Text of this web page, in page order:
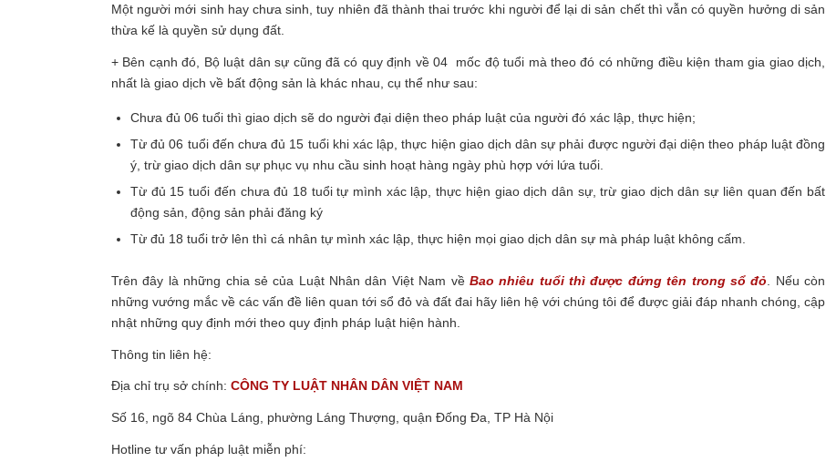
Một người mới sinh hay chưa sinh, tuy nhiên đã thành thai trước khi người để lại di sản chết thì vẫn có quyền hưởng di sản
thừa kế là quyền sử dụng đất.
+ Bên cạnh đó, Bộ luật dân sự cũng đã có quy định về 04 mốc độ tuổi mà theo đó có những điều kiện tham gia giao dịch,
nhất là giao dịch về bất động sản là khác nhau, cụ thể như sau:
Chưa đủ 06 tuổi thì giao dịch sẽ do người đại diện theo pháp luật của người đó xác lập, thực hiện;
Từ đủ 06 tuổi đến chưa đủ 15 tuổi khi xác lập, thực hiện giao dịch dân sự phải được người đại diện theo pháp luật đồng
ý, trừ giao dịch dân sự phục vụ nhu cầu sinh hoạt hàng ngày phù hợp với lứa tuổi.
Từ đủ 15 tuổi đến chưa đủ 18 tuổi tự mình xác lập, thực hiện giao dịch dân sự, trừ giao dịch dân sự liên quan đến bất
động sản, động sản phải đăng ký
Từ đủ 18 tuổi trở lên thì cá nhân tự mình xác lập, thực hiện mọi giao dịch dân sự mà pháp luật không cấm.
Trên đây là những chia sẻ của Luật Nhân dân Việt Nam về Bao nhiêu tuổi thì được đứng tên trong sổ đỏ
Nếu còn
những vướng mắc về các vấn đề liên quan tới sổ đỏ và đất đai hãy liên hệ với chúng tôi để được giải đáp nhanh chóng, cập
nhật những quy định mới theo quy định pháp luật hiện hành.
Thông tin liên hệ:
Địa chỉ trụ sở chính: CÔNG TY LUẬT NHÂN DÂN VIỆT NAM
Số 16, ngõ 84 Chùa Láng, phường Láng Thượng, quận Đống Đa, TP Hà Nội
Hotline tư vấn pháp luật miễn phí: